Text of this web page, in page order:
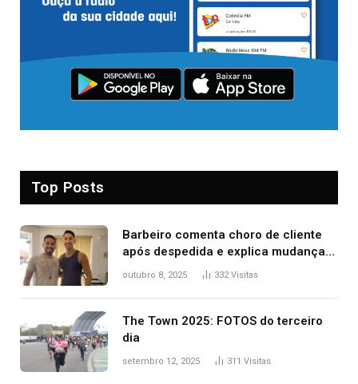
Top Posts
Barbeiro comenta choro de cliente
após despedida e explica mudança
para o TO: ‘Não esperava atingir
outubro 8, 2025 332Visitas
The Town 2025: FOTOS do terceiro
dia
setembro 12, 2025 311 Visitas